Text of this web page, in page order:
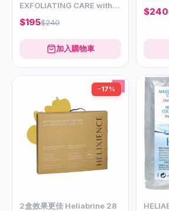
EXFOLIATING CARE with
Caviar & Grape extract
75ml
$195$240
加入購物車
$240
-17%
2盒效果更佳 Heliabrine 28